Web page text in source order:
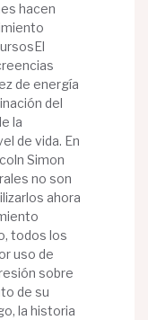
hacen
de energía
del
la
de vida. En
Simon
no son
ahora
todos los
uso de
sobre
de su
la historia